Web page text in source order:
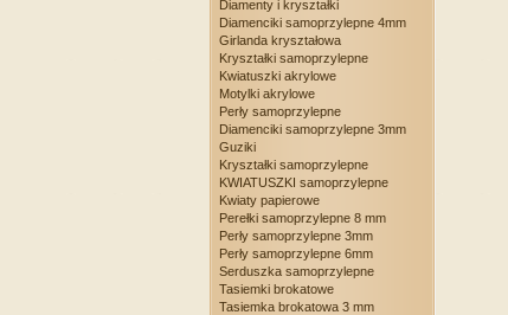
Diamenty i kryształki
Diamenciki samoprzylepne 4mm
Girlanda kryształowa
Kryształki samoprzylepne
Kwiatuszki akrylowe
Motylki akrylowe
Perły samoprzylepne
Diamenciki samoprzylepne 3mm
Guziki
Kryształki samoprzylepne
KWIATUSZKI samoprzylepne
Kwiaty papierowe
Perełki samoprzylepne 8 mm
Perły samoprzylepne 3mm
Perły samoprzylepne 6mm
Serduszka samoprzylepne
Tasiemki brokatowe
Tasiemka brokatowa 3 mm